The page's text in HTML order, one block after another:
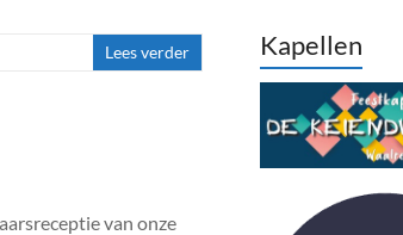
Lees verder
van onze
Kapellen